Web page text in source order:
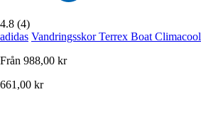
4.8 (4)
adidas Vandringsskor Terrex Boat Climacool
Från 988,00 kr
661,00 kr